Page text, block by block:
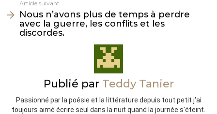
Article suivant
Nous n’avons plus de temps à perdre
avec la guerre, les conflits et les
discordes.
Publié par Teddy Tanier
Passionné par la poésie et la littérature depuis tout petit j'ai
toujours aimé écrire seul dans la nuit quand la journée s'éteint.